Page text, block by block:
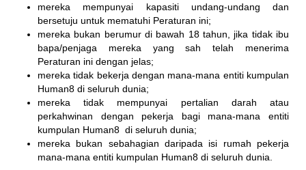
mereka mempunyai kapasiti undang-undang dan
bersetuju untuk mematuhi Peraturan ini;
mereka bukan berumur di bawah 18 tahun, jika tidak ibu
bapa/penjaga mereka yang sah telah menerima
Peraturan ini dengan jelas;
mereka tidak bekerja dengan mana-mana entiti kumpulan
Human8 di seluruh dunia;
mereka tidak mempunyai pertalian darah atau
perkahwinan dengan pekerja bagi mana-mana entiti
kumpulan Human8 di seluruh dunia;
mereka bukan sebahagian daripada isi rumah pekerja
mana-mana entiti kumpulan Human8 di seluruh dunia.